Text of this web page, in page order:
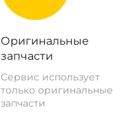
Оригинальные
запчасти
Сервис использует
только оригинальные
запчасти